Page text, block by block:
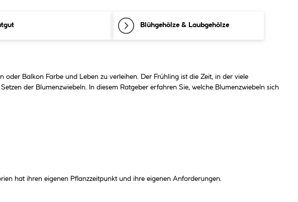
Blühgehölze & Laubgehölze
Balkon Farbe und Leben zu verleihen. Der Frühling ist die Zeit, in der viele
der Blumenzwiebeln. In diesem Ratgeber erfahren Sie, welche Blumenzwiebeln sich
hat ihren eigenen Pflanzzeitpunkt und ihre eigenen Anforderungen.